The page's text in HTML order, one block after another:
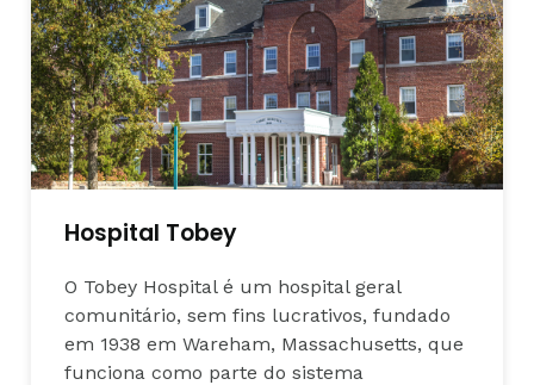
Hospital Tobey
O Tobey Hospital é um hospital geral
comunitário, sem fins lucrativos, fundado
em 1938 em Wareham, Massachusetts, que
funciona como parte do sistema